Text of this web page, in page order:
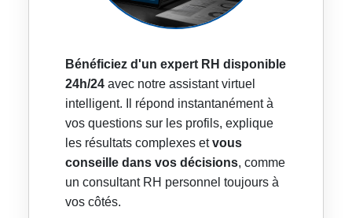
Bénéficiez d'un expert RH disponible
24h/24 avec notre assistant virtuel
intelligent. Il répond instantanément à
vos questions sur les profils, explique
les résultats complexes etvous
conseille dans vos décisions, comme
un consultant RH personnel toujours à
vos côtés.